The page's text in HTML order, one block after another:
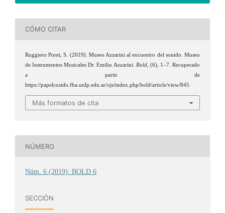
CÓMO CITAR
Ruggiero Ponti, S. (2019). Museo Azzarini al encuentro del sonido. Museo
de Instrumentos Musicales Dr. Emilio Azzarini.
Bold, (6), 1–7. Recuperado
a partir de
https://papelcosido.fba.unlp.edu.ar/ojs/index.php/bold/article/view/845
Más formatos de cita
NÚMERO
Núm. 6 (2019): BOLD 6
SECCIÓN